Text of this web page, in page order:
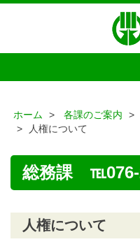
ホーム 各課のご案内
人権について
総務課 ℡076-
人権について